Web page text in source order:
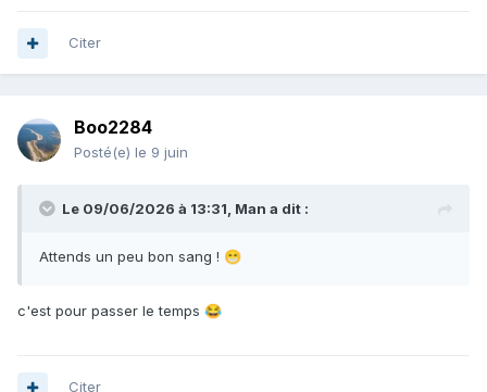
Citer
Boo2284
Posté(e) le 9 juin
Le 09/06/2026 à 13:31, Man a dit :
Attends un peu bon sang ! 😁
c'est pour passer le temps 😂
Citer